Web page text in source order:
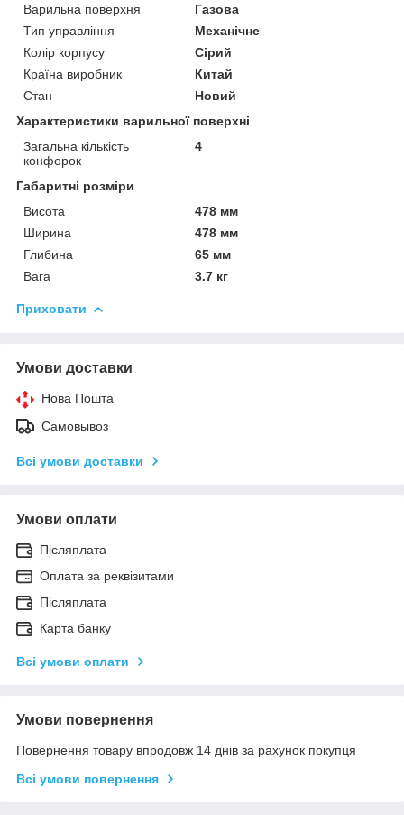
Варильна поверхня
Газова
Тип управління
Механічне
Колір корпусу
Сірий
Країна виробник
Китай
Стан
Новий
Характеристики варильної поверхні
Загальна кількість
конфорок
4
Габаритні розміри
Висота
478 мм
Ширина
478 мм
Глибина
65 мм
Вага
3.7 кг
Приховати
Умови доставки
Нова Пошта
Самовывоз
Всі умови доставки
Умови оплати
Післяплата
Оплата за реквізитами
Післяплата
Карта банку
Всі умови оплати
Умови повернення
Повернення товару впродовж 14 днів за рахунок покупця
Всі умови повернення